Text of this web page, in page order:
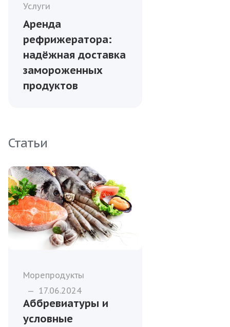
Услуги
Аренда
рефрижератора:
надёжная доставка
замороженных
продуктов
Статьи
Морепродукты
— 17.06.2024
Аббревиатуры и
условные